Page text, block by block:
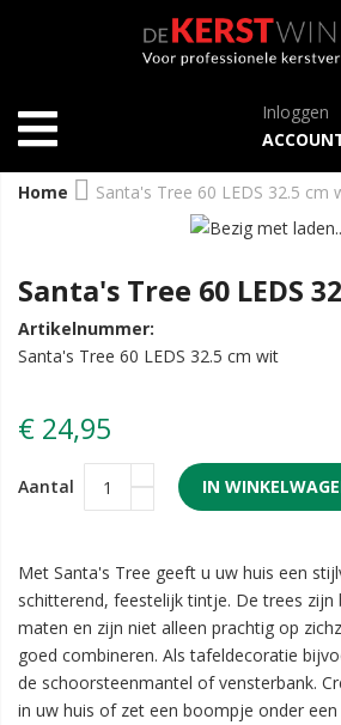
Inloggen
Home Santa's Tree 60 LEDS 32.5 cm
Santa's Tree 60 LEDS
Artikelnummer:
Santa's Tree 60 LEDS 32.5 cm wit
€ 24,95
Aantal IN
Met Santa's Tree geeft u uw huis een
schitterend, feestelijk tintje. De trees zijn
maten en zijn niet alleen prachtig op
goed combineren. Als tafeldecoratie
de schoorsteenmantel of vensterbank.
in uw huis of zet een boompje onder